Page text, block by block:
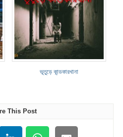
ভূতুড়ে কান্ডকারখানা
This Post